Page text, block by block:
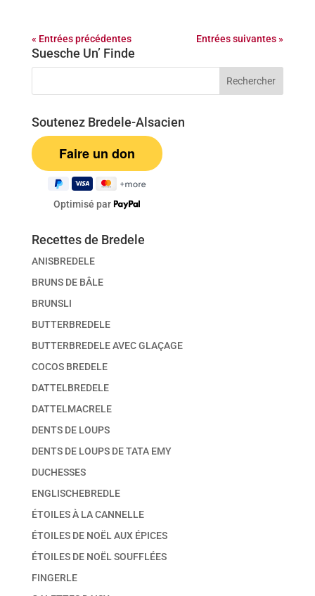
« Entrées précédentes Entrées suivantes »
Suesche Un’ Finde
Soutenez Bredele-Alsacien
Optimisé par
Recettes de Bredele
ANISBREDELE
BRUNS DE BÂLE
BRUNSLI
BUTTERBREDELE
BUTTERBREDELE AVEC GLAÇAGE
COCOS BREDELE
DATTELBREDELE
DATTELMACRELE
DENTS DE LOUPS
DENTS DE LOUPS DE TATA EMY
DUCHESSES
ENGLISCHEBREDLE
ÉTOILES À LA CANNELLE
ÉTOILES DE NOËL AUX ÉPICES
ÉTOILES DE NOËL SOUFFLÉES
FINGERLE